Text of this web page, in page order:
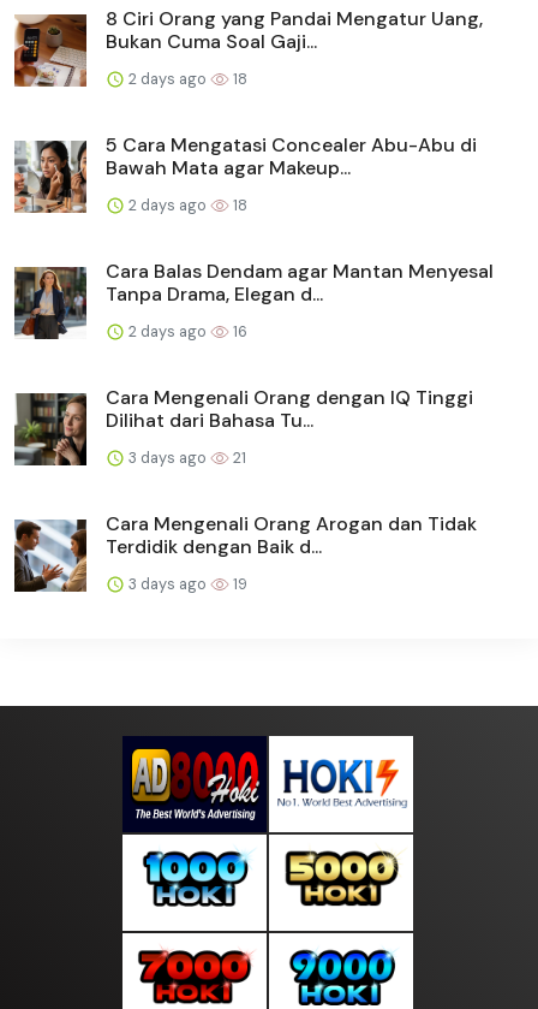
8 Ciri Orang yang Pandai Mengatur Uang,
Bukan Cuma Soal Gaji...
2 days ago 18
5 Cara Mengatasi Concealer Abu-Abu di
Bawah Mata agar Makeup...
2 days ago 18
Cara Balas Dendam agar Mantan Menyesal
Tanpa Drama, Elegan d...
2 days ago 16
Cara Mengenali Orang dengan IQ Tinggi
Dilihat dari Bahasa Tu...
3 days ago 21
Cara Mengenali Orang Arogan dan Tidak
Terdidik dengan Baik d...
3 days ago 19